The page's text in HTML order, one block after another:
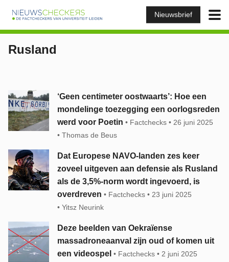
Nieuwsbrief
Rusland
‘Geen centimeter oostwaarts’: Hoe een
mondelinge toezegging een oorlogsreden
werd voor Poetin
Factchecks
26 juni 2025
Thomas de Beus
Dat Europese NAVO-landen zes keer
zoveel uitgeven aan defensie als Rusland
als de 3,5%-norm wordt ingevoerd, is
overdreven
Factchecks
23 juni 2025
Yitsz Neurink
Deze beelden van Oekraïense
massadroneaanval zijn oud of komen uit
een videospel
Factchecks
2 juni 2025